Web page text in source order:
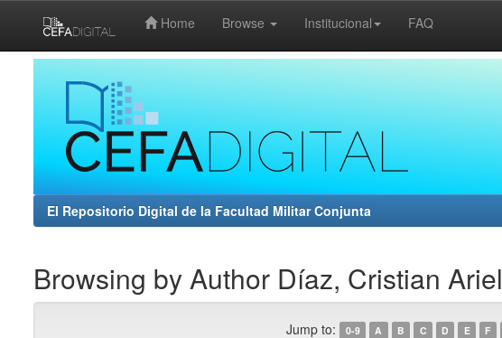
Home Browse Institucional FAQ
El Repositorio Digital de la Facultad Militar Conjunta
Browsing by Author Díaz, Cristian Ariel
Jump to: 0-9 A B C D E F